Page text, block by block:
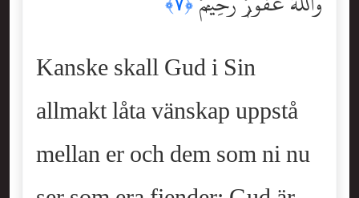
Kanske skall Gud i Sin
allmakt låta vänskap uppstå
mellan er och dem som ni nu